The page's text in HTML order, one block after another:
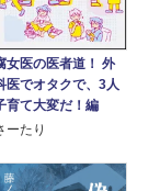
女医の医者道！ 外
医でオタクで、3人
育て大変だ！編
ーたり